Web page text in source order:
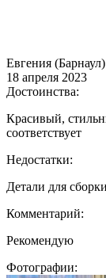
Евгения (Барнаул)
18 апреля 2023
Достоинства:
Красивый,
соответствует
Недостатки:
Детали для
Комментарий:
Рекомендую
Фотографии: